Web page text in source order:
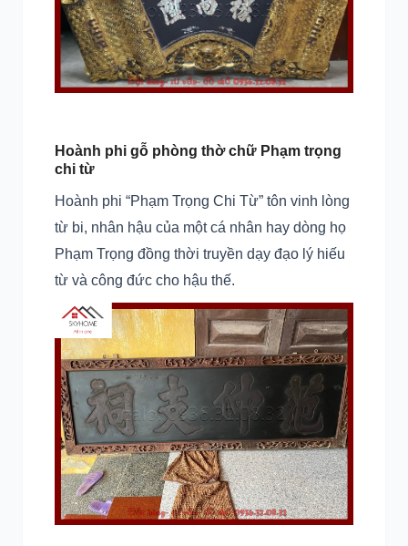
Hoành phi gỗ phòng thờ chữ Phạm trọng
chi từ
Hoành phi “Phạm Trọng Chi Từ” tôn vinh lòng
từ bi, nhân hậu của một cá nhân hay dòng họ
Phạm Trọng đồng thời truyền dạy đạo lý hiếu
từ và công đức cho hậu thế.